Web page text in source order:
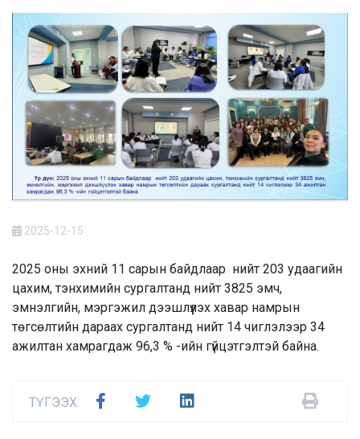
2025-12-15
2025 оны эхний 11 сарын байдлаар нийт 203 удаагийн
цахим, тэнхимийн сургалтанд нийт 3825 эмч,
эмнэлгийн, мэргэжил дээшлүүлэх хавар намрын
төгсөлтийн дараах сургалтанд нийт 14 чиглэлээр 34
ажилтан хамрагдаж 96,3 % -ийн гүйцэтгэлтэй байна.
ТҮГЭЭХ: